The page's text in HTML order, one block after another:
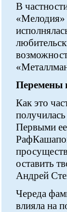
В
«Мелодия»
Перемены
Как это
Первыми
оставить
Андрей
Череда
влияла на